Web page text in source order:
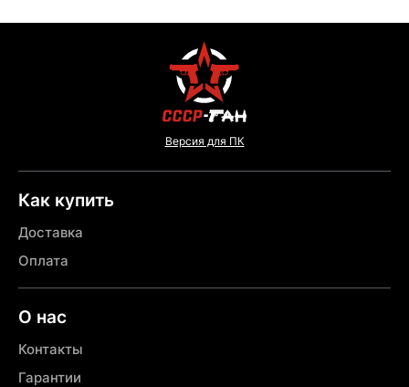
Версия для ПК
Как купить
Доставка
Оплата
О нас
Контакты
Гарантии